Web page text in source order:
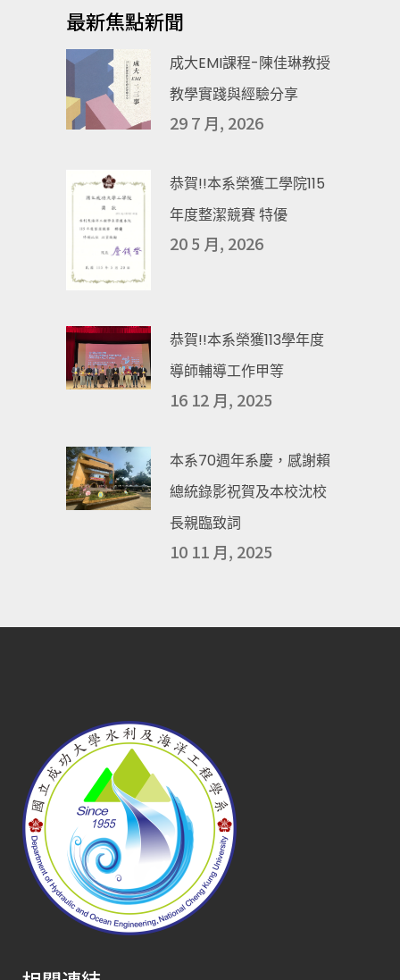
最新焦點新聞
成大EMI課程-陳佳琳教授
教學實踐與經驗分享
29 7 月, 2026
恭賀!!本系榮獲工學院115
年度整潔競賽 特優
20 5 月, 2026
恭賀!!本系榮獲113學年度
導師輔導工作甲等
16 12 月, 2025
本系70週年系慶，感謝賴
總統錄影祝賀及本校沈校
長親臨致詞
10 11 月, 2025